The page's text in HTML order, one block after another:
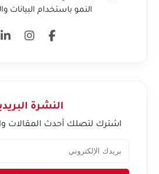
النمو باستخدام البيانات
النشرة
اشترك لتصلك أحدث المقالات